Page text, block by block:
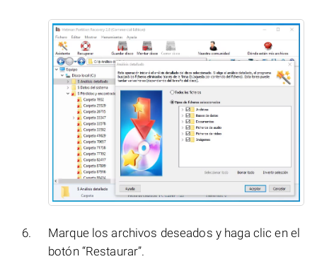
Marque los archivos deseados y haga clic en el
botón “Restaurar”.